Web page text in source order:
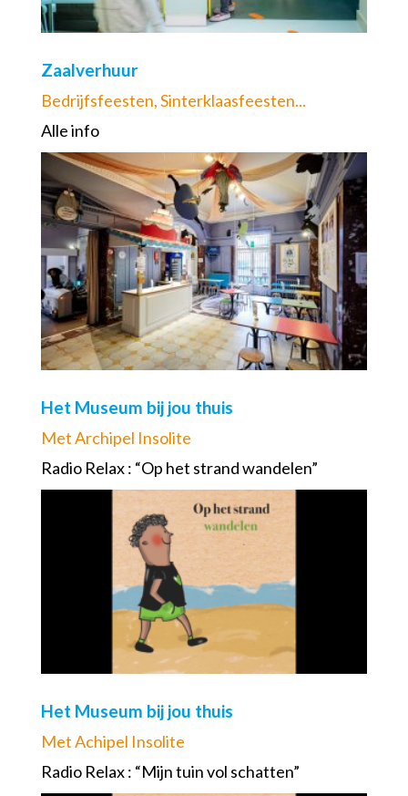
Zaalverhuur
Bedrijfsfeesten, Sinterklaasfeesten...
Alle info
Het Museum bij jou thuis
Met Archipel Insolite
Radio Relax : “Op het strand wandelen”
Het Museum bij jou thuis
Met Achipel Insolite
Radio Relax : “Mijn tuin vol schatten”